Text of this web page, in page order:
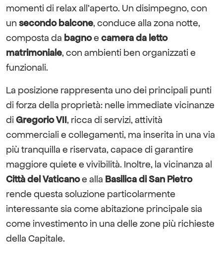
momenti di relax all’aperto. Un disimpegno, con
un secondo balcone, conduce alla zona notte,
composta da bagnoe camera da letto
matrimoniale, con ambienti ben organizzati e
funzionali.
La posizione rappresenta uno dei principali punti
di forza della proprietà: nelle immediate vicinanze
diGregorio VII, ricca di servizi, attività
commerciali e collegamenti, ma inserita in una via
più tranquilla e riservata, capace di garantire
maggiore quiete e vivibilità. Inoltre, la vicinanza al
Città del Vaticanoe alla Basilica di San Pietro
rende questa soluzione particolarmente
interessante sia come abitazione principale sia
come investimento in una delle zone più richieste
della Capitale.